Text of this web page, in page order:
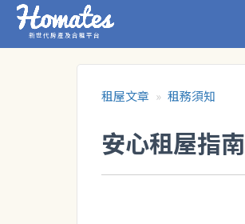
新世代房產及合租平台
租屋文章 租務須知
安心租屋指南